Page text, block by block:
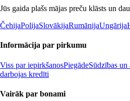
Jūs gaida plašs mājas preču klāsts un
ČehijaPolijaSlovākijaRumānijaUngārija
Informācija par pirkumu
Viss par iepirkšanosPiegādeSūdzības un
darbojas kredīti
Vairāk par bonami